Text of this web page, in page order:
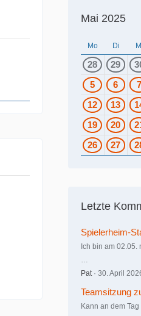
Mai 2025
Mo Di
28 29
5
6 7
12
13
19
20
26
27
Letzte
Spielerheim-
Ich bin am 02.05.
…
Pat
30. April
Teamsitzung
Kann an dem